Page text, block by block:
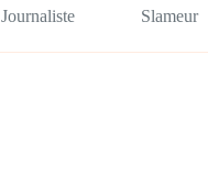
Journaliste Slameur